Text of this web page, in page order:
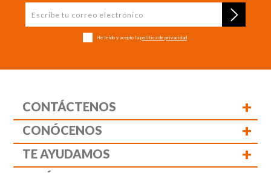
He leído y acepto la política de privacidad
CONTÁCTENOS +
CONÓCENOS +
TE AYUDAMOS +